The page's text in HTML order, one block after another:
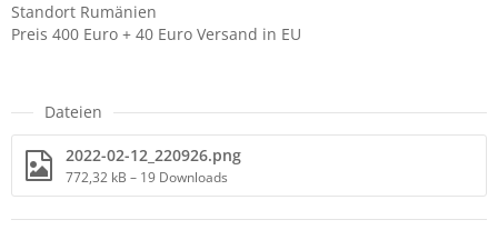
Standort Rumänien
Preis 400 Euro + 40 Euro Versand in EU
Dateien
2022-02-12_220926.png
772,32 kB – 19 Downloads